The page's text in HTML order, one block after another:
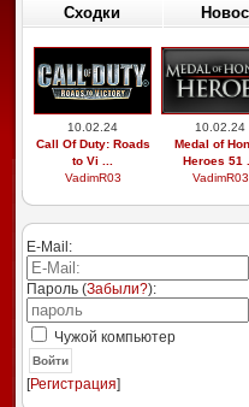
Сходки
10.02.24
Call Of Duty: Roads
to Vi ...
VadimR03
10.02.24
Medal of
Heroes 51
VadimR03
E-Mail:
Пароль (Забыли?):
Чужой компьютер
Войти
[Регистрация]